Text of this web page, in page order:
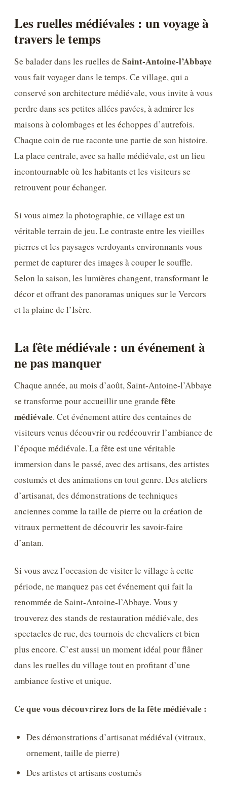
Les ruelles médiévales : un voyage à
travers le temps
Se balader dans les ruelles de Saint-Antoine-l’Abbaye
vous fait voyager dans le temps. Ce village, qui a
conservé son architecture médiévale, vous invite à vous
perdre dans ses petites allées pavées, à admirer les
maisons à colombages et les échoppes d’autrefois.
Chaque coin de rue raconte une partie de son histoire.
La place centrale, avec sa halle médiévale, est un lieu
incontournable où les habitants et les visiteurs se
retrouvent pour échanger.
Si vous aimez la photographie, ce village est un
véritable terrain de jeu. Le contraste entre les vieilles
pierres et les paysages verdoyants environnants vous
permet de capturer des images à couper le souffle.
Selon la saison, les lumières changent, transformant le
décor et offrant des panoramas uniques sur le Vercors
et la plaine de l’Isère.
La fête médiévale : un événement à
ne pas manquer
Chaque année, au mois d’août, Saint-Antoine-l’Abbaye
se transforme pour accueillir une grande fête
médiévale. Cet événement attire des centaines de
visiteurs venus découvrir ou redécouvrir l’ambiance de
l’époque médiévale. La fête est une véritable
immersion dans le passé, avec des artisans, des artistes
costumés et des animations en tout genre. Des ateliers
d’artisanat, des démonstrations de techniques
anciennes comme la taille de pierre ou la création de
vitraux permettent de découvrir les savoir-faire
d’antan.
Si vous avez l’occasion de visiter le village à cette
période, ne manquez pas cet événement qui fait la
renommée de Saint-Antoine-l’Abbaye. Vous y
trouverez des stands de restauration médiévale, des
spectacles de rue, des tournois de chevaliers et bien
plus encore. C’est aussi un moment idéal pour flâner
dans les ruelles du village tout en profitant d’une
ambiance festive et unique.
Ce que vous découvrirez lors de la fête médiévale :
Des démonstrations d’artisanat médiéval (vitraux,
ornement, taille de pierre)
Des artistes et artisans costumés